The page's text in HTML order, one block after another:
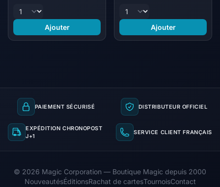
Ajouter Ajouter
PAIEMENT SÉCURISÉ DISTRIBUTEUR OFFICIEL
EXPÉDITION CHRONOPOST
J+1
SERVICE CLIENT FRANÇAIS
© 2026 Magic Corporation — Boutique Magic depuis 2000
NouveautésÉditionsRachat de cartesTournoisContact